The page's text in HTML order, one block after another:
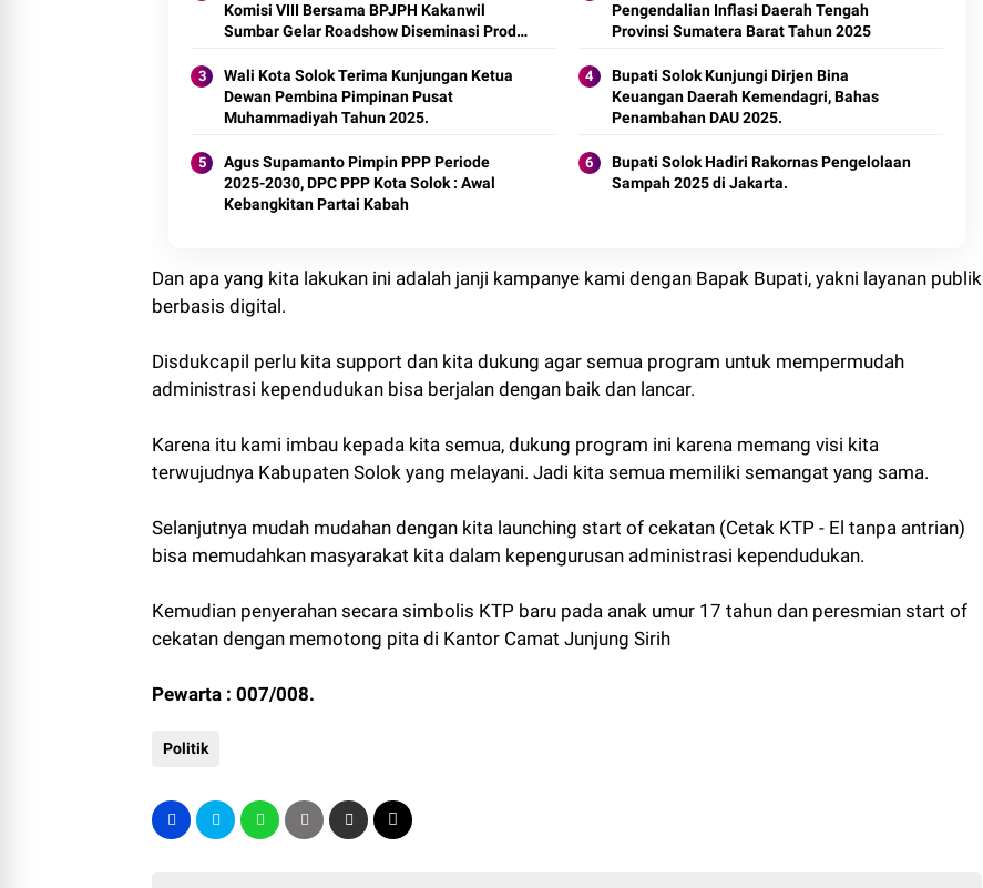
Komisi VIII Bersama BPJPH Kakanwil
Sumbar Gelar Roadshow Diseminasi Produk
Pengendalian Inflasi Daerah Tengah
Provinsi Sumatera Barat Tahun 2025
Wali Kota Solok Terima Kunjungan Ketua
Dewan Pembina Pimpinan Pusat
Muhammadiyah Tahun 2025.
Bupati Solok Kunjungi Dirjen Bina
Keuangan Daerah Kemendagri, Bahas
Penambahan DAU 2025.
Agus Supamanto Pimpin PPP Periode
2025-2030, DPC PPP Kota Solok : Awal
Kebangkitan Partai Kabah
Bupati Solok Hadiri Rakornas Pengelolaan
Sampah 2025 di Jakarta.
Dan apa yang kita lakukan ini adalah janji kampanye kami dengan Bapak Bupati, yakni layanan publik
berbasis digital.
Disdukcapil perlu kita support dan kita dukung agar semua program untuk mempermudah
administrasi kependudukan bisa berjalan dengan baik dan lancar.
Karena itu kami imbau kepada kita semua, dukung program ini karena memang visi kita
terwujudnya Kabupaten Solok yang melayani. Jadi kita semua memiliki semangat yang sama.
Selanjutnya mudah mudahan dengan kita launching start of cekatan (Cetak KTP - El tanpa antrian)
bisa memudahkan masyarakat kita dalam kepengurusan administrasi kependudukan.
Kemudian penyerahan secara simbolis KTP baru pada anak umur 17 tahun dan peresmian start of
cekatan dengan memotong pita di Kantor Camat Junjung Sirih
Pewarta : 007/008.
Politik